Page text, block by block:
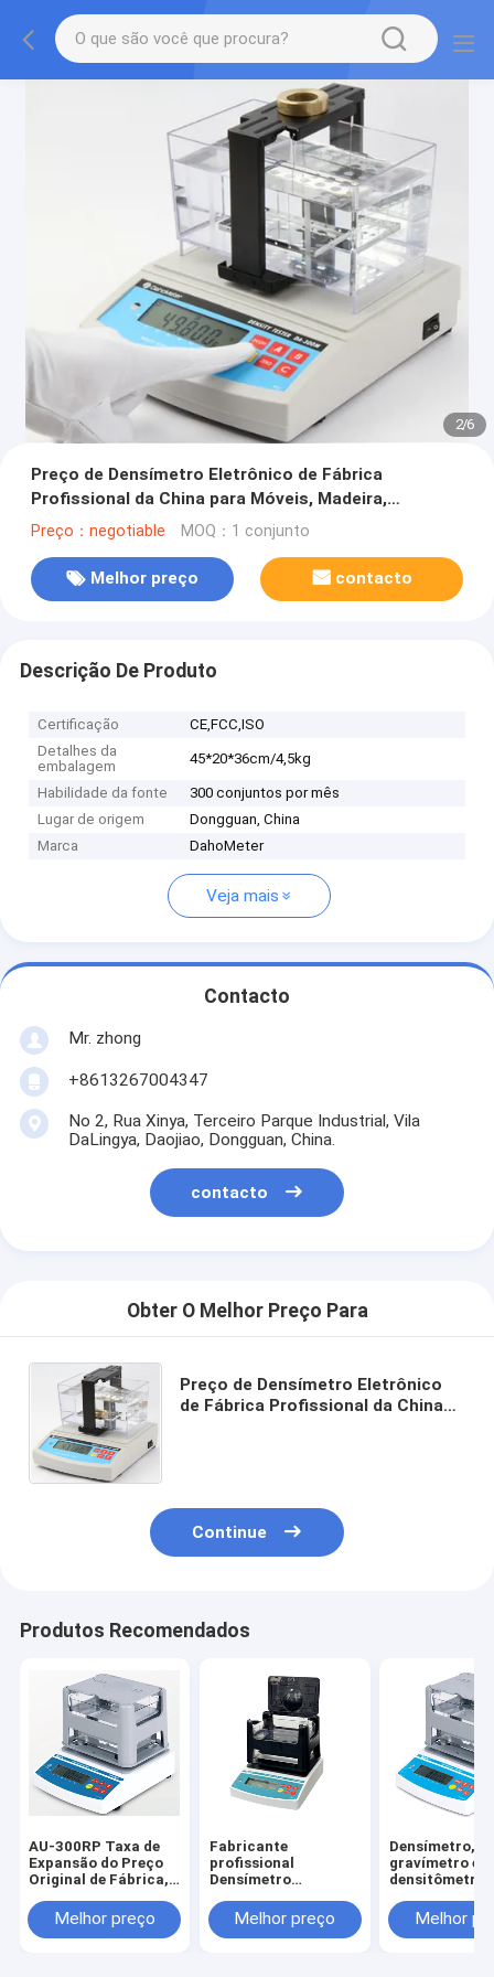
2/6
Preço de Densímetro Eletrônico de Fábrica
Profissional da China para Móveis, Madeira,
Equipamento de Medição de Densidade
Preço：negotiable MOQ：1 conjunto
Melhor preço contacto
Descrição De Produto
Certificação
CE,FCC,ISO
Detalhes da
embalagem
45*20*36cm/4,5kg
Habilidade da fonte
300 conjuntos por mês
Lugar de origem
Dongguan, China
Marca
DahoMeter
Veja mais
Contacto
Mr. zhong
+8613267004347
No 2, Rua Xinya, Terceiro Parque Industrial, Vila
DaLingya, Daojiao, Dongguan, China.
contacto
Obter O Melhor Preço Para
Preço de Densímetro Eletrônico
de Fábrica Profissional da China
Continue
Produtos Recomendados
AU-300RP Taxa de
Expansão do Preço
Original de Fábrica,
Testador de
Abrasão,
Melhor preço
Fabricante
profissional
Densímetro
gravímetro,
densímetro de sólido
Melhor preço
Densímetro,
gravímetro e
densitômetro
de fábrica
sólidos AU-
Melhor